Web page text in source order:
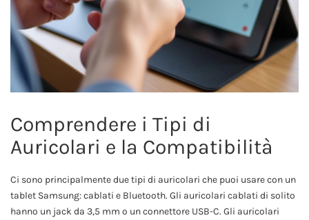
Comprendere i Tipi di
Auricolari e la Compatibilità
Ci sono principalmente due tipi di auricolari che puoi usare con un
tablet Samsung: cablati e Bluetooth. Gli auricolari cablati di solito
hanno un jack da 3,5 mm o un connettore USB-C. Gli auricolari